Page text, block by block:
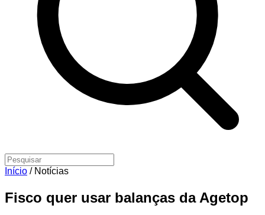
Início / Notícias
Fisco quer usar balanças da Agetop